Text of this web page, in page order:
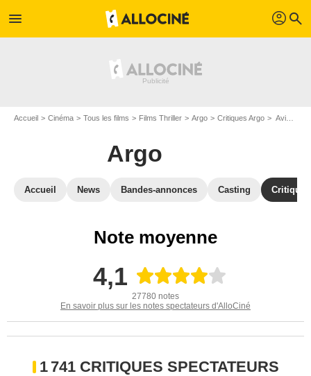
menu profil search
Accueil Cinéma Tous les films Films Thriller Argo Critiques Argo Avis : Argo - Page 8
Argo
Accueil News Bandes-annonces Casting
Note moyenne
4,1
27780 notes
En savoir plus sur les notes spectateurs d'AlloCiné
1 741 CRITIQUES SPECTATEURS